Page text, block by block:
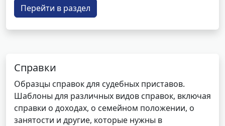
Перейти в раздел
Справки
Образцы справок для судебных приставов.
Шаблоны для различных видов справок, включая
справки о доходах, о семейном положении, о
занятости и другие, которые нужны в